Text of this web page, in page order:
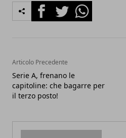
FacebookTwitterWhatsapp
Articolo Precedente
Serie A, frenano le
capitoline: che bagarre per
il terzo posto!